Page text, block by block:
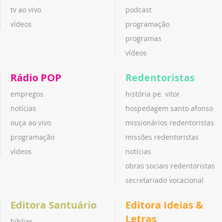
tv ao vivo
vídeos
podcast
programação
programas
vídeos
Rádio POP
empregos
notícias
ouça ao vivo
programação
vídeos
Redentoristas
história pe. vitor
hospedagem santo afonso
missionários redentoristas
missões redentoristas
notícias
obras sociais redentoristas
secretariado vocacional
Editora Santuário
Editora Ideias &
Letras